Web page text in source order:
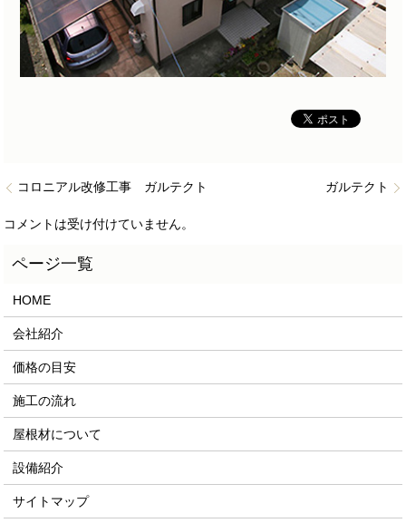
コロニアル改修工事 ガルテクト ガルテクト
コメントは受け付けていません。
HOME
会社紹介
価格の目安
施工の流れ
屋根材について
設備紹介
サイトマップ